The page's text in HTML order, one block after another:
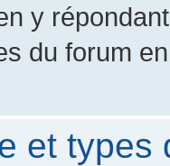
y
du forum
et types